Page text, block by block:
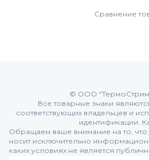
Водонагреватели
Ferroli
Сравнение
© ООО
Все товарные знаки
соответствующих владельцев и
идентификации.
Обращаем ваше внимание на то, что
носит исключительно
каких условиях не является